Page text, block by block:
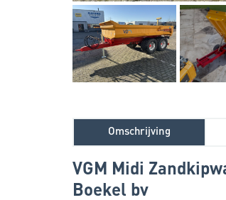
Omschrijving
VGM Midi
Boekel bv